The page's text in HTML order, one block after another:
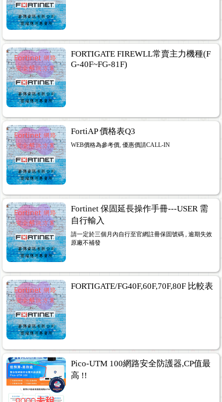
FORTIGATE FIREWLL常賣主力機種(F
G-40F~FG-81F)
FortiAP 價格表Q3
WEB價格為參考價, 優惠價請CALL-IN
Fortinet 保固延長操作手冊---USER 需
自行輸入
請一定於三個月內自行至官網註冊保固號碼 , 逾期失效
原廠不補發
FORTIGATE/FG40F,60F,70F,80F 比較表
Pico-UTM 100網路安全防護器,CP值最
高 !!